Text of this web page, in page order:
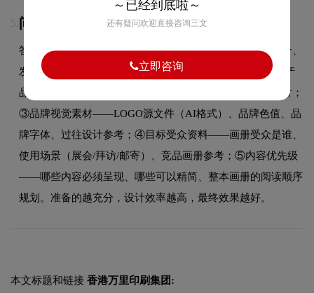
5. 问：企业画册设计前需要准备哪些资料？
答：企业画册设计前需准备：①企业基础资料——公司简介、
发展历程、资质荣誉、联系方式等；②产品/服务信息——产
品高清图片、产品名称规格、核心卖点描述、应用场景照片；
③品牌视觉素材——LOGO源文件（AI格式）、品牌色值、品
牌字体、过往设计参考；④目标受众资料——画册受众是谁、
使用场景（展会/拜访/邮寄）、竞品画册参考；⑤内容优先级
——哪些内容必须呈现、哪些可以精简、整本画册的阅读顺序
规划。准备的越充分，设计效率越高，最终效果越好。
本文标题和链接 香港万里印刷集团:
～已经到底啦～
还有疑问欢迎直接咨询三文
立即咨询